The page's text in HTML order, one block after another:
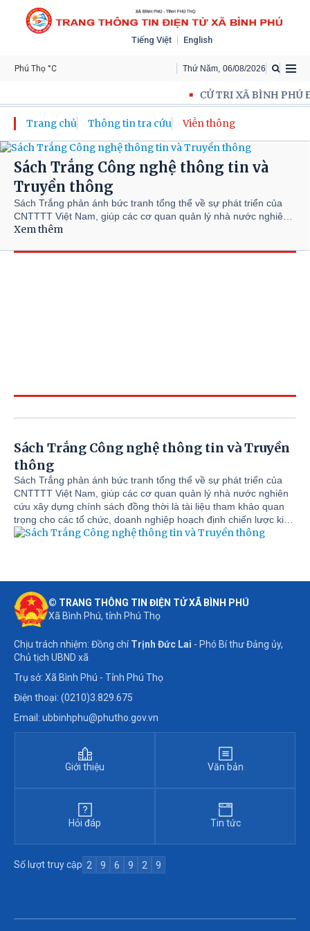
Tiếng Việt English
Thứ Năm, 06/08/2026
Phú Thọ °C
CỬ TRI XÃ BÌNH PHÚ
Trang chủ Thông tin tra cứu Viễn thông
Sách Trắng Công nghệ thông tin và
Truyền thông
Sách Trắng phản ánh bức tranh tổng thể về sự phát triển của
CNTTTT Việt Nam, giúp các cơ quan quản lý nhà nước nghiên
cứu xây dựng chính sách đồng thời là tài liệu tham khảo quan
doanh, tìm kiếm cơ hội đầu tư, hợp tác trong lĩnh vực CNTT-TT
Xem thêm
Sách Trắng Công nghệ thông tin và Truyền
thông
Sách Trắng phản ánh bức tranh tổng thể về sự phát triển của
CNTTTT Việt Nam, giúp các cơ quan quản lý nhà nước nghiên
cứu xây dựng chính sách đồng thời là tài liệu tham khảo quan
trọng cho các tổ chức, doanh nghiệp hoạch định chiến lược kinh
doanh, tìm kiếm cơ hội đầu tư, hợp tác trong lĩnh vực CNTT-TT
© TRANG THÔNG TIN ĐIỆN TỬ XÃ BÌNH PHÚ
Xã Bình Phú, tỉnh Phú Thọ
Chịu trách nhiệm: Đồng chíTrịnh Đức Lai - Phó Bí thư Đảng ủy,
Chủ tịch UBND xã
Trụ sở: Xã Bình Phú - Tỉnh Phú Thọ
Điện thoại: (0210)3.829.675
Email: ubbinhphu@phutho.gov.vn
Giới thiệu Văn bản
Hỏi đáp Tin tức
Số lượt truy cập 2 9 6 9 2 9